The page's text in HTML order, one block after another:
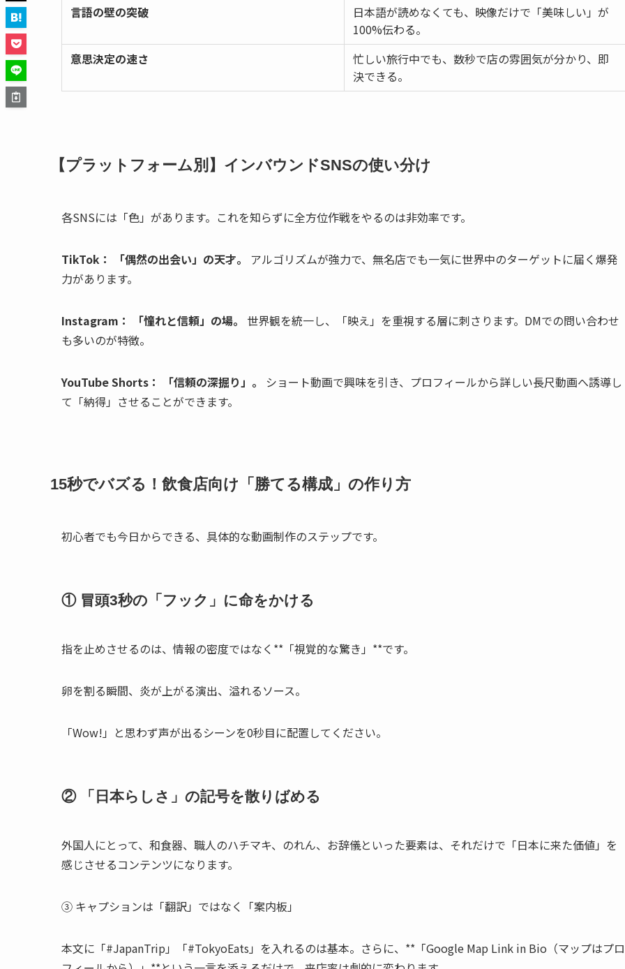
言語の壁の突破
日本語が読めなくても、映像だけで「美味しい」が
100%伝わる。
意思決定の速さ
忙しい旅行中でも、数秒で店の雰囲気が分かり、即
決できる。
【プラットフォーム別】インバウンドSNSの使い分け
各SNSには「色」があります。これを知らずに全方位作戦をやるのは非効率です。
TikTok： 「偶然の出会い」の天才。
アルゴリズムが強力で、無名店でも一気に世界中のターゲットに届く爆発
力があります。
Instagram： 「憧れと信頼」の場。
世界観を統一し、「映え」を重視する層に刺さります。DMでの問い合わせ
も多いのが特徴。
YouTube Shorts： 「信頼の深掘り」。
ショート動画で興味を引き、プロフィールから詳しい長尺動画へ誘導し
て「納得」させることができます。
15秒でバズる！飲食店向け「勝てる構成」の作り方
初心者でも今日からできる、具体的な動画制作のステップです。
① 冒頭3秒の「フック」に命をかける
指を止めさせるのは、情報の密度ではなく**「視覚的な驚き」**です。
卵を割る瞬間、炎が上がる演出、溢れるソース。
「Wow!」と思わず声が出るシーンを0秒目に配置してください。
② 「日本らしさ」の記号を散りばめる
外国人にとって、和食器、職人のハチマキ、のれん、お辞儀といった要素は、それだけで「日本に来た価値」を
感じさせるコンテンツになります。
③ キャプションは「翻訳」ではなく「案内板」
本文に「#JapanTrip」「#TokyoEats」を入れるのは基本。さらに、**「Google Map Link in Bio（マップはプロ